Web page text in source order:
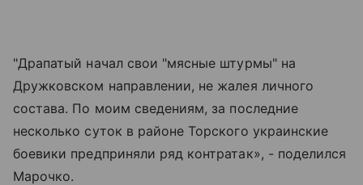
"Драпатый начал свои "мясные штурмы" на
Дружковском направлении, не жалея личного
состава. По моим сведениям, за последние
несколько суток в районе Торского украинские
боевики предприняли ряд контратак», - поделился
Марочко.